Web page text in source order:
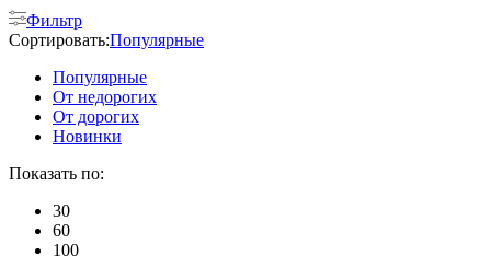
Фильтр
Сортировать:Популярные
Популярные
От недорогих
От дорогих
Новинки
Показать по:
30
60
100